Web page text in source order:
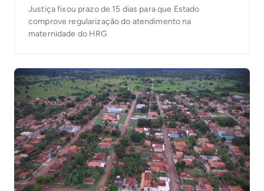
Justiça fixou prazo de 15 dias para que Estado
comprove regularização do atendimento na
maternidade do HRG